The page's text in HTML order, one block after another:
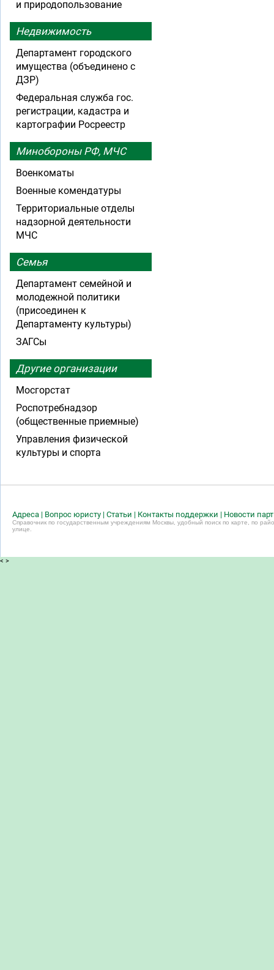
и природопользование
Недвижимость
Департамент городского
имущества (объединено с
ДЗР)
Федеральная служба гос.
регистрации, кадастра и
картографии Росреестр
Минобороны РФ, МЧС
Военкоматы
Военные комендатуры
Территориальные отделы
надзорной деятельности
МЧС
Семья
Департамент семейной и
молодежной политики
(присоединен к
Департаменту культуры)
ЗАГСы
Другие организации
Мосгорстат
Роспотребнадзор
(общественные приемные)
Управления физической
культуры и спорта
Адреса | Вопрос юристу | Статьи | Контакты поддержки | Новости
Справочник по государственным учреждениям Москвы, удобный поиск по карте, по
улице.
< >